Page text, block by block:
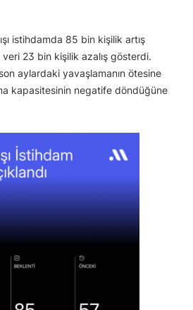
istihdamda 85 bin kişilik artış
23 bin kişilik azalış gösterdi.
aylardaki yavaşlamanın ötesine
kapasitesinin negatife döndüğüne